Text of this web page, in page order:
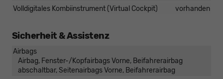
Volldigitales Kombiinstrument (Virtual Cockpit)
vorhanden
Sicherheit & Assistenz
Airbags
Airbag, Fenster-/Kopfairbags Vorne, Beifahrerairbag
abschaltbar, Seitenairbags Vorne, Beifahrerairbag